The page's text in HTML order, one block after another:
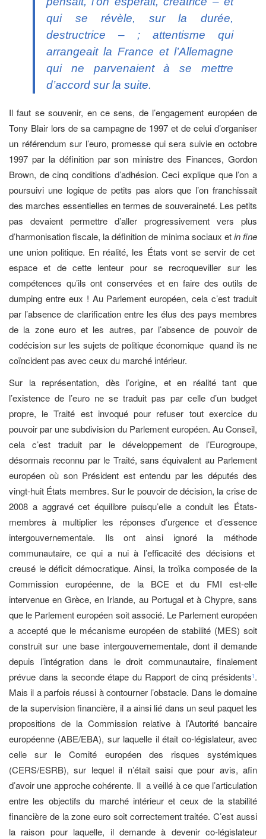
qui se révèle, sur la durée,
destructrice – ; attentisme qui
arrangeait la France et l’Allemagne
qui ne parvenaient à se mettre
d’accord sur la suite.
Il faut se souvenir, en ce sens, de l’engagement européen de
Tony Blair lors de sa campagne de 1997 et de celui d’organiser
un référendum sur l’euro, promesse qui sera suivie en octobre
1997 par la définition par son ministre des Finances, Gordon
Brown, de cinq conditions d’adhésion. Ceci explique que l’on a
poursuivi une logique de petits pas alors que l’on franchissait
des marches essentielles en termes de souveraineté. Les petits
pas devaient permettre d’aller progressivement vers plus
d’harmonisation fiscale, la définition de minima sociaux etin fine
une union politique. En réalité, les États vont se servir de cet
espace et de cette lenteur pour se recroqueviller sur les
compétences qu’ils ont conservées et en faire des outils de
dumping entre eux ! Au Parlement européen, cela c’est traduit
par l’absence de clarification entre les élus des pays membres
de la zone euro et les autres, par l’absence de pouvoir de
codécision sur les sujets de politique économique quand ils ne
coïncident pas avec ceux du marché intérieur.
Sur la représentation, dès l’origine, et en réalité tant que
l’existence de l’euro ne se traduit pas par celle d’un budget
propre, le Traité est invoqué pour refuser tout exercice du
pouvoir par une subdivision du Parlement européen. Au Conseil,
cela c’est traduit par le développement de l’Eurogroupe,
désormais reconnu par le Traité, sans équivalent au Parlement
européen où son Président est entendu par les députés des
vingt-huit États membres. Sur le pouvoir de décision, la crise de
2008 a aggravé cet équilibre puisqu’elle a conduit les États-
membres à multiplier les réponses d’urgence et d’essence
intergouvernementale. Ils ont ainsi ignoré la méthode
communautaire, ce qui a nui à l’efficacité des décisions et
creusé le déficit démocratique. Ainsi, la troïka composée de la
Commission européenne, de la BCE et du FMI est-elle
intervenue en Grèce, en Irlande, au Portugal et à Chypre, sans
que le Parlement européen soit associé. Le Parlement européen
a accepté que le mécanisme européen de stabilité (MES) soit
construit sur une base intergouvernementale, dont il demande
depuis l’intégration dans le droit communautaire, finalement
prévue dans la seconde étape du Rapport de cinq présidents1.
Mais il a parfois réussi à contourner l’obstacle. Dans le domaine
de la supervision financière, il a ainsi lié dans un seul paquet les
propositions de la Commission relative à l’Autorité bancaire
européenne (ABE/EBA), sur laquelle il était co-législateur, avec
celle sur le Comité européen des risques systémiques
(CERS/ESRB), sur lequel il n’était saisi que pour avis, afin
d’avoir une approche cohérente. Il a veillé à ce que l’articulation
entre les objectifs du marché intérieur et ceux de la stabilité
financière de la zone euro soit correctement traitée. C’est aussi
la raison pour laquelle, il demande à devenir co-législateur